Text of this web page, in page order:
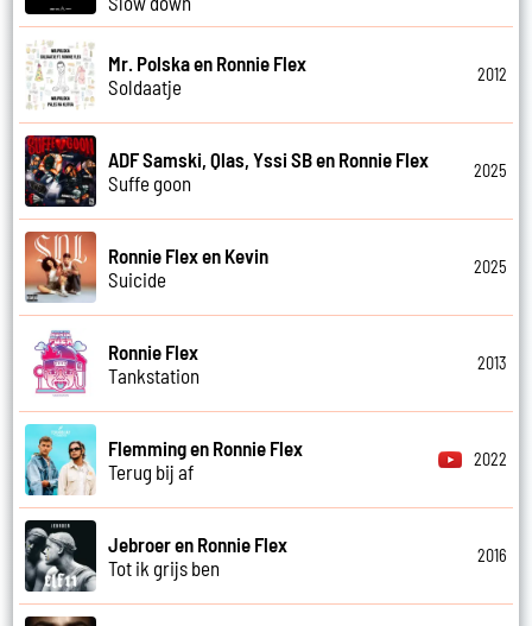
Mr. Polska en Ronnie Flex
Soldaatje
2012
ADF Samski, Qlas, Yssi SB en Ronnie Flex
Suffe goon
2025
Ronnie Flex en Kevin
Suicide
2025
Ronnie Flex
Tankstation
2013
Flemming en Ronnie Flex
Terug bij af
2022
Jebroer en Ronnie Flex
Tot ik grijs ben
2016